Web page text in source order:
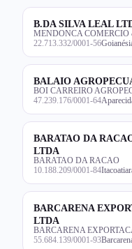
B.DA SILVA LEAL
MENDONCA COMERCIO
22.713.332/0001-56
BALAIO
BOI CARREIRO
47.239.176/0001-64
BARATAO DA
LTDA
BARATAO DA RACAO
10.188.209/0001-84
BARCARENA
LTDA
BARCARENA
55.684.139/0001-93